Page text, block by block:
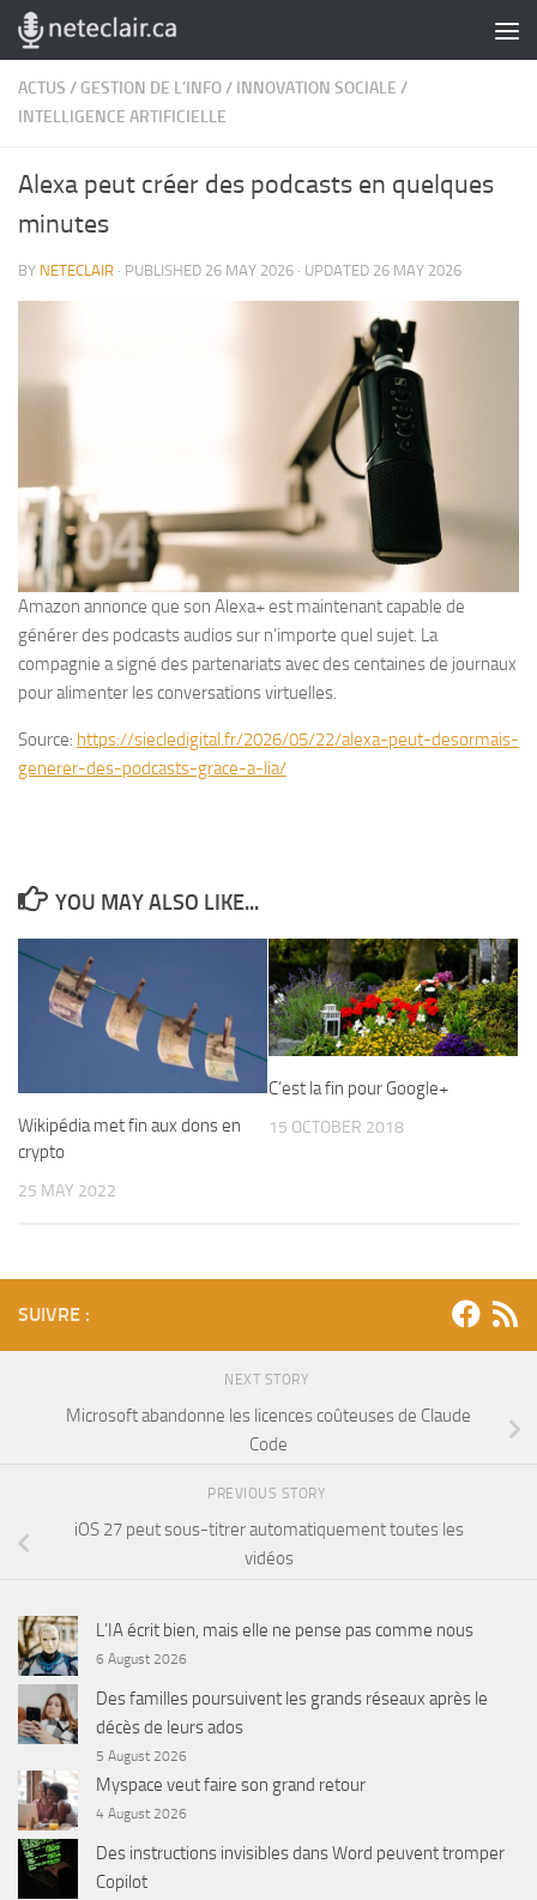
Skip to content
ACTUS / GESTION DE L'INFO/ INNOVATION SOCIALE /
INTELLIGENCE ARTIFICIELLE
Alexa peut créer des podcasts en quelques
minutes
BY NETECLAIR · PUBLISHED 26 MAY 2026 · UPDATED 26 MAY 2026
Amazon annonce que son Alexa+ est maintenant capable de
générer des podcasts audios sur n’importe quel sujet. La
compagnie a signé des partenariats avec des centaines de journaux
pour alimenter les conversations virtuelles.
Source: https://siecledigital.fr/2026/05/22/alexa-peut-desormais-
generer-des-podcasts-grace-a-lia/
YOU MAY ALSO LIKE...
Wikipédia met fin aux dons en
crypto
25 MAY 2022
C’est la fin pour Google+
15 OCTOBER 2018
SUIVRE :
NEXT STORY
Microsoft abandonne les licences coûteuses de Claude
Code
PREVIOUS STORY
iOS 27 peut sous-titrer automatiquement toutes les
vidéos
L’IA écrit bien, mais elle ne pense pas comme nous
6 August 2026
Des familles poursuivent les grands réseaux après le
décès de leurs ados
5 August 2026
Myspace veut faire son grand retour
4 August 2026
Des instructions invisibles dans Word peuvent tromper
Copilot